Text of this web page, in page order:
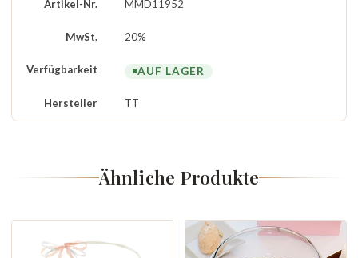
Artikel-Nr. MMD11952
MwSt. 20%
Verfügbarkeit AUF LAGER
Hersteller TT
Ähnliche Produkte